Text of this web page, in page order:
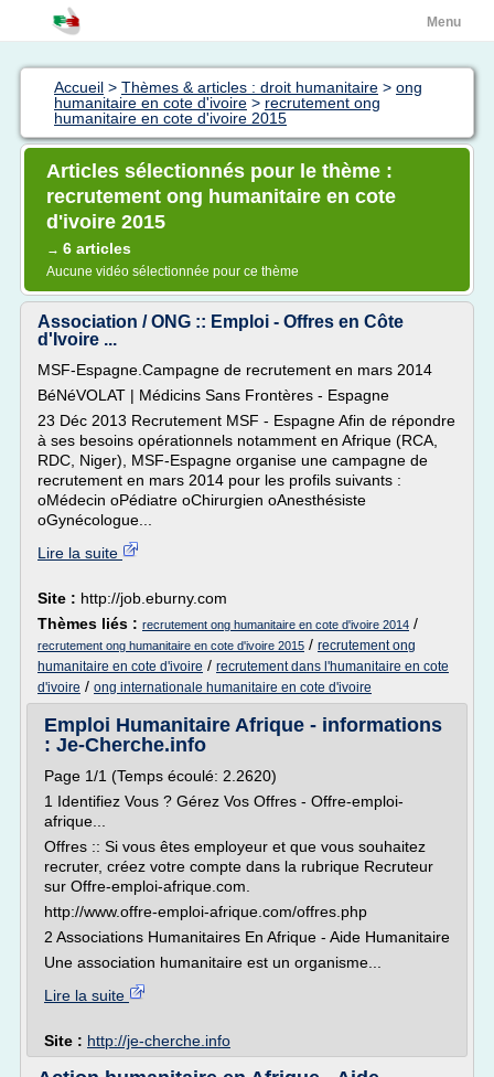
Menu
Accueil > Thèmes & articles : droit humanitaire > ong
humanitaire en cote d'ivoire > recrutement ong
humanitaire en cote d'ivoire 2015
Articles sélectionnés pour le thème :
recrutement ong humanitaire en cote
d'ivoire 2015
→ 6 articles
Aucune vidéo sélectionnée pour ce thème
Association / ONG :: Emploi - Offres en Côte
d'Ivoire ...
MSF-Espagne.Campagne de recrutement en mars 2014
BéNéVOLAT | Médicins Sans Frontères - Espagne
23 Déc 2013 Recrutement MSF - Espagne Afin de répondre
à ses besoins opérationnels notamment en Afrique (RCA,
RDC, Niger), MSF-Espagne organise une campagne de
recrutement en mars 2014 pour les profils suivants :
oMédecin oPédiatre oChirurgien oAnesthésiste
oGynécologue...
Lire la suite
Site : http://job.eburny.com
Thèmes liés : recrutement ong humanitaire en cote d'ivoire 2014 /
recrutement ong humanitaire en cote d'ivoire 2015 / recrutement ong
humanitaire en cote d'ivoire / recrutement dans l'humanitaire en cote
d'ivoire / ong internationale humanitaire en cote d'ivoire
Emploi Humanitaire Afrique - informations
: Je-Cherche.info
Page 1/1 (Temps écoulé: 2.2620)
1 Identifiez Vous ? Gérez Vos Offres - Offre-emploi-
afrique...
Offres :: Si vous êtes employeur et que vous souhaitez
recruter, créez votre compte dans la rubrique Recruteur
sur Offre-emploi-afrique.com.
http://www.offre-emploi-afrique.com/offres.php
2 Associations Humanitaires En Afrique - Aide Humanitaire
Une association humanitaire est un organisme...
Lire la suite
Site : http://je-cherche.info